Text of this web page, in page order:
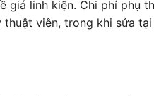
linh kiện. Chi phí phụ
viên, trong khi sửa